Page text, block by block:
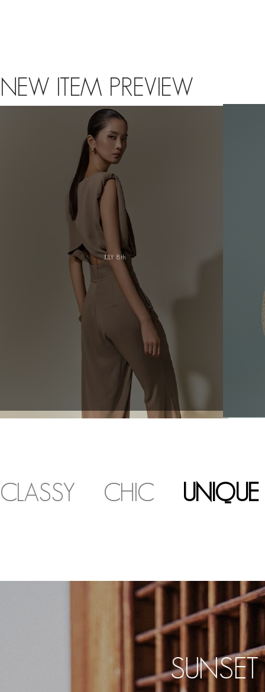
NEW ITEM PREVIEW
CLASSY CHIC UNIQUE